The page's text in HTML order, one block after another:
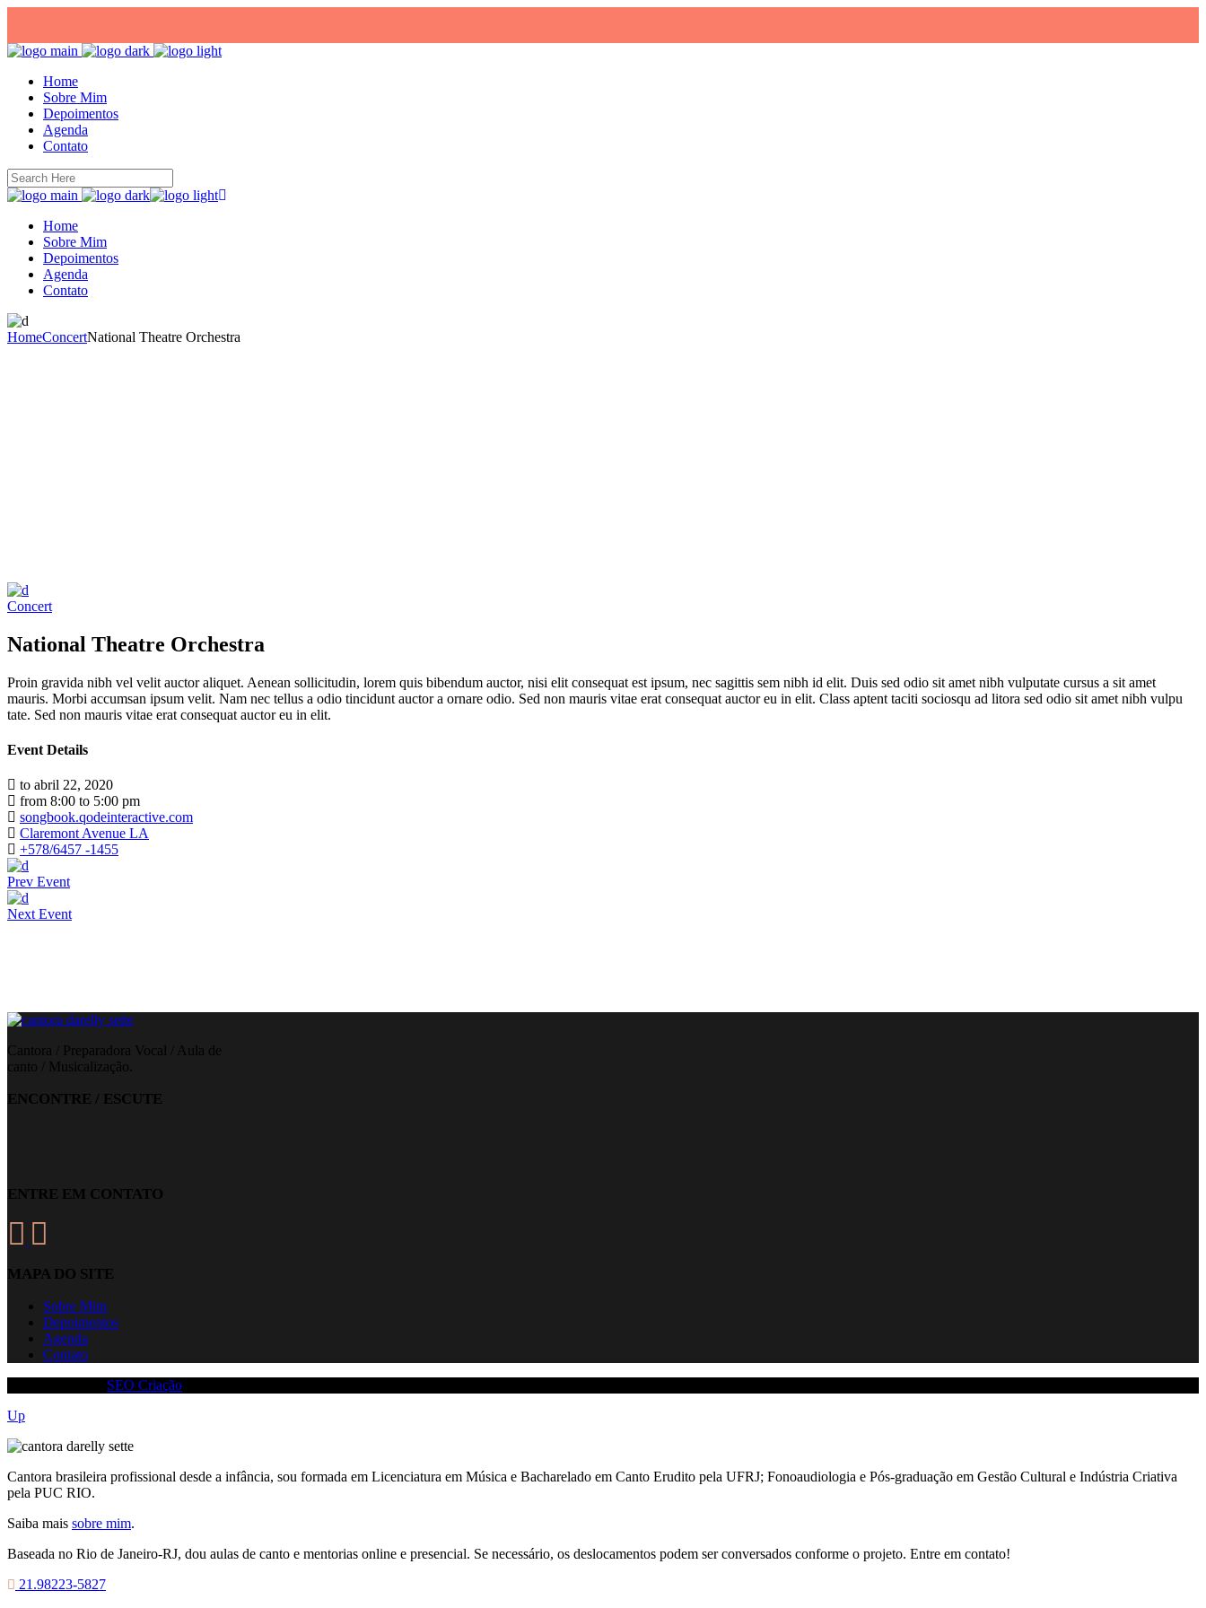
Home
Sobre Mim
Depoimentos
Agenda
Contato
Home
Sobre Mim
Depoimentos
Agenda
Contato
HomeConcertNational Theatre Orchestra
Concert
National Theatre Orchestra
Proin gravida nibh vel velit auctor aliquet. Aenean sollicitudin, lorem quis bibendum auctor, nisi elit consequat est ipsum, nec sagittis sem nibh id elit. Duis sed odio sit amet nibh vulputate cursus a sit amet
mauris. Morbi accumsan ipsum velit. Nam nec tellus a odio tincidunt auctor a ornare odio. Sed non mauris vitae erat consequat auctor eu in elit. Class aptent taciti sociosqu ad litora sed odio sit amet nibh vulpu
tate. Sed non mauris vitae erat consequat auctor eu in elit.
Event Details
to abril 22, 2020
from 8:00 to 5:00 pm
songbook.qodeinteractive.com
Claremont Avenue LA
+578/6457 -1455
Prev Event
Next Event
Cantora / Preparadora Vocal / Aula de
canto / Musicalização.
ENCONTRE / ESCUTE
ENTRE EM CONTATO
MAPA DO SITE
Sobre Mim
Depoimentos
Agenda
Contato
SEO Criação
Up
Cantora brasileira profissional desde a infância, sou formada em Licenciatura em Música e Bacharelado em Canto Erudito pela UFRJ; Fonoaudiologia e Pós-graduação em Gestão Cultural e Indústria Criativa
pela PUC RIO.
Saiba mais sobre mim.
Baseada no Rio de Janeiro-RJ, dou aulas de canto e mentorias online e presencial. Se necessário, os deslocamentos podem ser conversados conforme o projeto. Entre em contato!
21.98223-5827